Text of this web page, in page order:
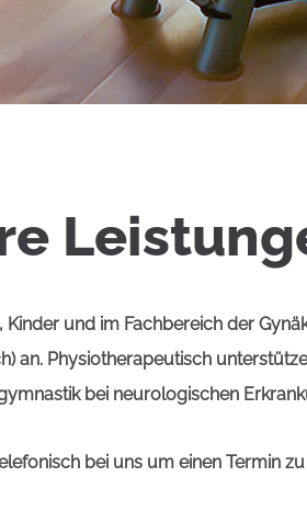
und im Fachbereich der
an. Physiotherapeutisch
bei neurologischen
bei uns um einen Termin